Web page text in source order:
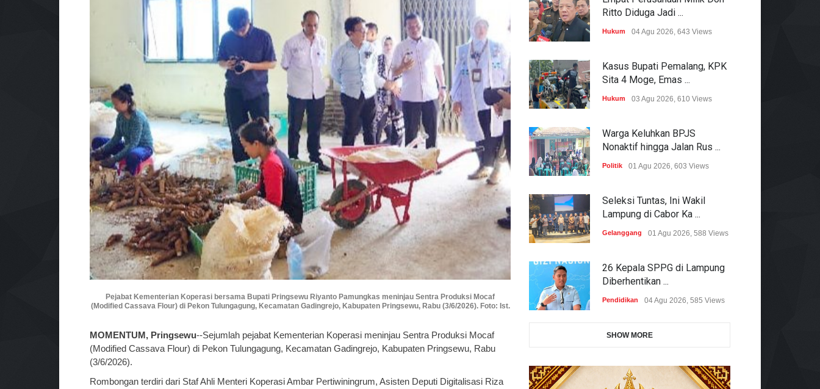
Pejabat Kementerian Koperasi bersama Bupati Pringsewu Riyanto Pamungkas meninjau Sentra Produksi Mocaf
(Modified Cassava Flour) di Pekon Tulungagung, Kecamatan Gadingrejo, Kabupaten Pringsewu, Rabu (3/6/2026). Foto: Ist.
MOMENTUM, Pringsewu--Sejumlah pejabat Kementerian Koperasi meninjau Sentra Produksi Mocaf
(Modified Cassava Flour) di Pekon Tulungagung, Kecamatan Gadingrejo, Kabupaten Pringsewu, Rabu
(3/6/2026).
Rombongan terdiri dari Staf Ahli Menteri Koperasi Ambar Pertiwiningrum, Asisten Deputi Digitalisasi Riza
Ritto Diduga Jadi ...
Hukum 04 Agu 2026, 643 Views
Kasus Bupati Pemalang, KPK
Sita 4 Moge, Emas ...
Hukum 03 Agu 2026, 610 Views
Warga Keluhkan BPJS
Nonaktif hingga Jalan Rus ...
Politik 01 Agu 2026, 603 Views
Seleksi Tuntas, Ini Wakil
Lampung di Cabor Ka ...
Gelanggang 01 Agu 2026, 588 Views
26 Kepala SPPG di Lampung
Diberhentikan ...
Pendidikan 04 Agu 2026, 585 Views
SHOW MORE